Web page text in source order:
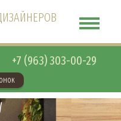
+7 (963) 303-00-29